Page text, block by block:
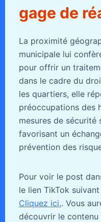
gage de
La proximité
municipale lui
pour offrir un
dans le cadre du
les quartiers, elle
préoccupations des
mesures de
favorisant un
prévention des
Pour voir le post
le lien TikTok suivant
Cliquez ici.. Vous
découvrir le